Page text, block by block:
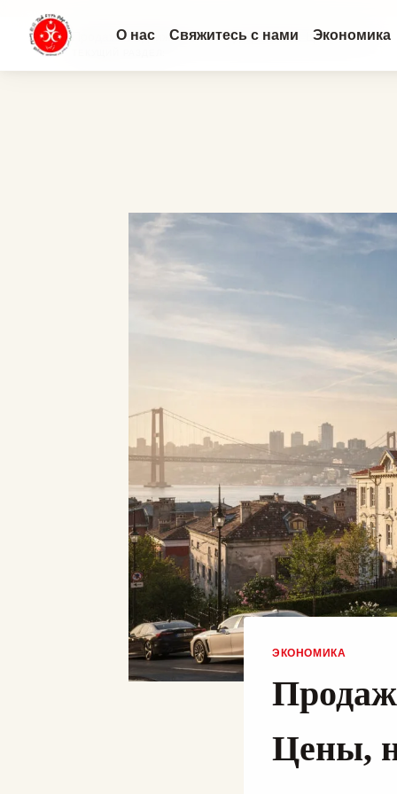
О нас Свяжитесь с нами Экономика
Продажа недвижимости в Турции 2026: Цены, налог...
ЭКОНОМИКА
Цены,